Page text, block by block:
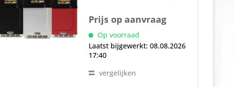
ventilatorsnelheid, afhankelijk
van de bedrijfsmodus,
Katalysator voor het...
Prijs op aanvraag
Op voorraad
Laatst bijgewerkt: 08.08.2026
17:40
vergelijken